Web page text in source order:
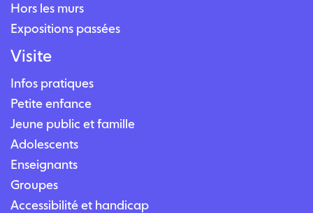
Hors les murs
Expositions passées
Visite
Infos pratiques
Petite enfance
Jeune public et famille
Adolescents
Enseignants
Groupes
Accessibilité et handicap